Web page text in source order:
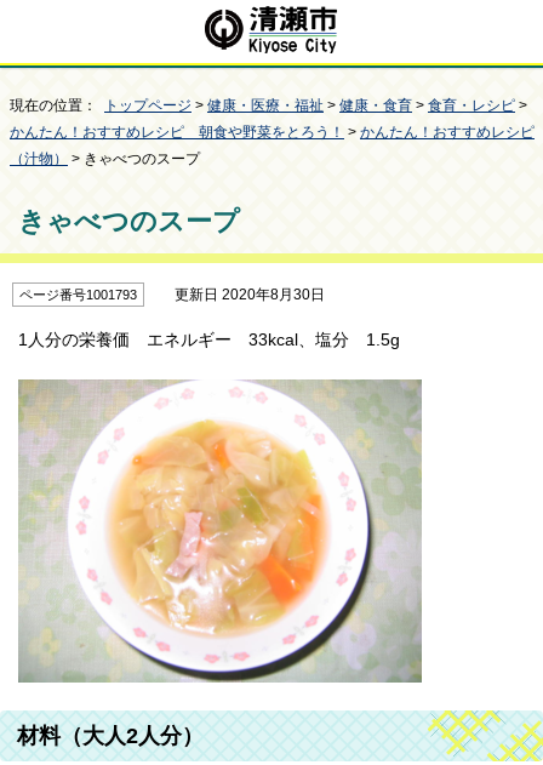
現在の位置： トップページ > 健康・医療・福祉 > 健康・食育 > 食育・レシピ >
かんたん！おすすめレシピ 朝食や野菜をとろう！ > かんたん！おすすめレシピ
（汁物）
> きゃべつのスープ
きゃべつのスープ
ページ番号1001793 更新日 2020年8月30日
1人分の栄養価 エネルギー 33kcal、塩分 1.5g
材料（大人2人分）